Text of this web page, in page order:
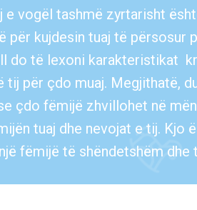
e vogël tashmë zyrtarisht
për kujdesin tuaj të përsosur
do të lexoni karakteristikat
tij për çdo muaj. Megjithatë,
çdo fëmijë zhvillohet në
tuaj dhe nevojat e tij. Kjo
fëmijë të shëndetshëm dhe